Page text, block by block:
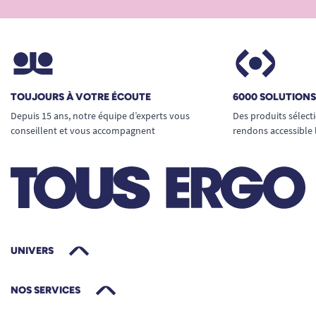
Caractéristiques adaptées à tous les
espaces professionnels
Lefauteuil Maximas’adapte aisément à tous
des open-spaces modernes aux salles de
postes de surveillance en continu. Grâce à sa
TOUJOURS À VOTRE ÉCOUTE
Depuis 15 ans, notre équipe d’experts vous
conseillent et vous accompagnent
6000
Des produits
rendons
UNIVERS
NOS SERVICES